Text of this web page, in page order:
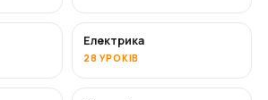
Електрика
28 УРОКІВ